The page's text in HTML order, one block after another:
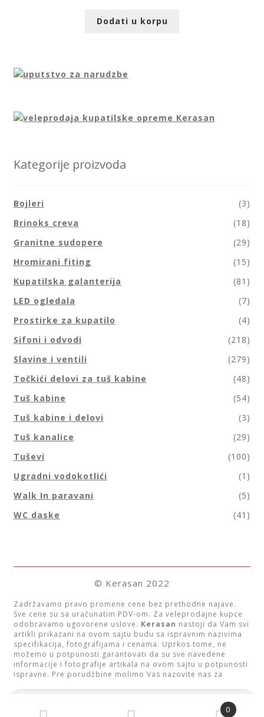
Dodati u korpu
Kategorije proizvoda
Bojleri
(3)
Brinoks creva
(18)
Granitne sudopere
(29)
Hromirani fiting
(15)
Kupatilska galanterija
(81)
LED ogledala
(7)
Prostirke za kupatilo
(4)
Sifoni i odvodi
(218)
Slavine i ventili
(279)
Točkići delovi za tuš kabine
(48)
Tuš kabine
(54)
Tuš kabine i delovi
(3)
Tuš kanalice
(29)
Tuševi
(100)
Ugradni vodokotlići
(1)
Walk In paravani
(5)
WC daske
(41)
© Kerasan 2022
Pretraga
0
Zadržavamo pravo promene cene bez prethodne najave.
Sve cene su sa uračunatim PDV-om. Za veleprodajne kupce
odobravamo ugovorene uslove. Kerasan nastoji da Vam svi
artikli prikazani na ovom sajtu budu sa ispravnim nazivima
specifikacija, fotografijama i cenama. Uprkos tome, ne
možemo u potpunosti garantovati da su sve navedene
informacije i fotografije artikala na ovom sajtu u potpunosti
ispravne. Pre porudžbine molimo Vas nazovite nas za
artikala možete proveriti i slanjem upita na neki od mailova